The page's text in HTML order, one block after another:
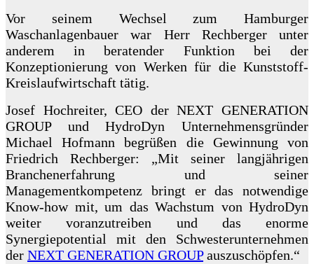
Vor seinem Wechsel zum Hamburger
Waschanlagenbauer war Herr Rechberger unter
anderem in beratender Funktion bei der
Konzeptionierung von Werken für die Kunststoff-
Kreislaufwirtschaft tätig.
Josef Hochreiter, CEO der NEXT GENERATION
GROUP und HydroDyn Unternehmensgründer
Michael Hofmann begrüßen die Gewinnung von
Friedrich Rechberger: „Mit seiner langjährigen
Branchenerfahrung und seiner
Managementkompetenz bringt er das notwendige
Know-how mit, um das Wachstum von HydroDyn
weiter voranzutreiben und das enorme
Synergiepotential mit den Schwesterunternehmen
der NEXT GENERATION GROUPauszuschöpfen.“